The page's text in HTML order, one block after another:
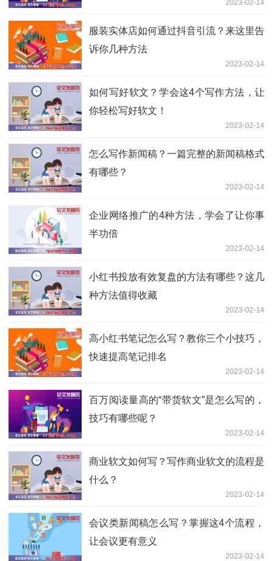
2023-02-14
服装实体店如何通过抖音引流？来这里告
诉你几种方法
2023-02-14
如何写好软文？​学会这4个写作方法，让
你轻松写好软文！
2023-02-14
怎么写作新闻稿？一篇完整的新闻稿格式
有哪些？
2023-02-14
企业网络推广的4种方法，学会了让你事
半功倍
2023-02-14
小红书投放有效复盘的方法有哪些？这几
种方法值得收藏
2023-02-14
高小红书笔记怎么写？教你三个小技巧，
快速提高笔记排名
2023-02-14
百万阅读量高的“带货软文”是怎么写的，
技巧有哪些呢？
2023-02-14
商业软文如何写？写作商业软文的流程是
什么？
2023-02-14
会议类新闻稿怎么写？掌握这4个流程，
让会议更有意义
2023-02-14